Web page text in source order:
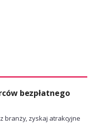
bezpłatnego
branży, zyskaj atrakcyjne